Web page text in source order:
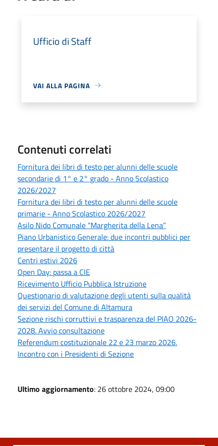
Ufficio di Staff
VAI ALLA PAGINA
Contenuti correlati
Fornitura dei libri di testo per alunni delle scuole
secondarie di 1° e 2° grado - Anno Scolastico
2026/2027
Fornitura dei libri di testo per alunni delle scuole
primarie - Anno Scolastico 2026/2027
Asilo Nido Comunale “Margherita della Lena”
Piano Urbanistico Generale: due incontri pubblici per
presentare il progetto di città
Centri estivi 2026
Open Day: passa a CIE
Ricevimento Ufficio Pubblica Istruzione
Questionario di valutazione degli utenti sulla qualità
dei servizi del Comune di Altamura
Sezione rischi corruttivi e trasparenza del PIAO 2026-
2028. Avvio consultazione
Referendum costituzionale 22 e 23 marzo 2026.
Incontro con i Presidenti di Sezione
Ultimo aggiornamento: 26 ottobre 2024, 09:00